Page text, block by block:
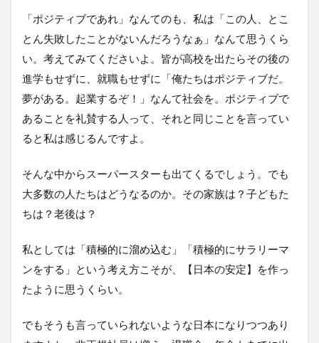
「ポジティブであれ」なんてのも、私は「この人、とこ
とん失敗したことがないんだろうなぁ」なんて思うくら
い。考えてみてくださいよ。皆が高校を出たらその後の
進学もせずに、就職もせずに「俺たちはポジティブだ。
夢がある。起業するぞ！」なんて社会を。ポジティブで
あることを礼賛する人って、それと同じことを言ってい
ると私は感じるんですよ。
そんな中からスーパースターも出てくるでしょう。でも
大多数の人たちはどうなるのか。その家族は？子どもた
ちは？老後は？
私としては「積極的に溜め込む」「積極的にサラリーマ
ンをする」という考え方こそが、【日本の安定】を作っ
たように思うくらい。
でもそうも言っていられないような日本になりつつあり